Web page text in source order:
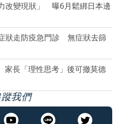
改變現狀」 曝6月鬆綁日本邊
狀走防疫急門診 無症狀去篩
長「理性思考」後可撤莫德
我們